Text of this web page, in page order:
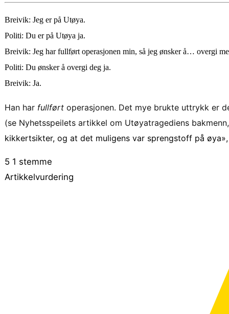
Breivik: Jeg er på Utøya.
Politi: Du er på Utøya ja.
Breivik: Jeg har fullført operasjonen min, så jeg ønsker å… overgi
Politi: Du ønsker å overgi deg ja.
Breivik: Ja.
Han har fullført operasjonen. Det mye brukte uttrykk er
(se Nyhetsspeilets artikkel om Utøyatragediens
kikkertsikter, og at det muligens var sprengstoff på
5 1 stemme
Artikkelvurdering